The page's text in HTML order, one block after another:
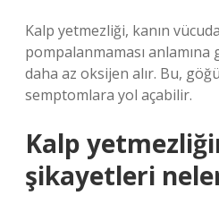
Kalp yetmezliği, kanın
pompalanmaması anlamına
daha az oksijen alır. Bu,
semptomlara yol açabilir.
Kalp
şikayetleri